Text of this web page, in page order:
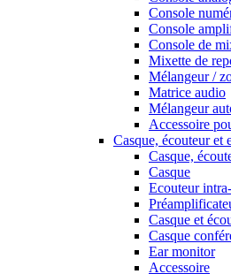
Console
Console
Console de
Mixette de
Mélangeur /
Matrice audio
Mélangeur
Accessoire
Casque, écouteur et
Casque,
Casque
Ecouteur
Casque et
Casque
Ear monitor
Accessoire